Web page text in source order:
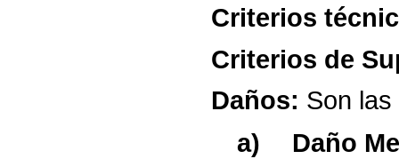
Criterios
Criterios de
Daños: Son las
a)
Daño